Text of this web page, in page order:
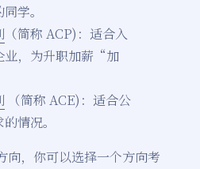
学。
（简称 ACP)：适合入
业，为升职加薪“加
（简称 ACE)：适合公
情况。
向，你可以选择一个方向考